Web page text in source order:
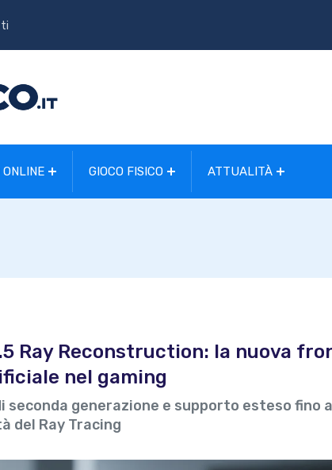
ONLINE GIOCO FISICO ATTUALITÀ
Ray Reconstruction: la nuova
nel gaming
seconda generazione e supporto esteso fino
del Ray Tracing